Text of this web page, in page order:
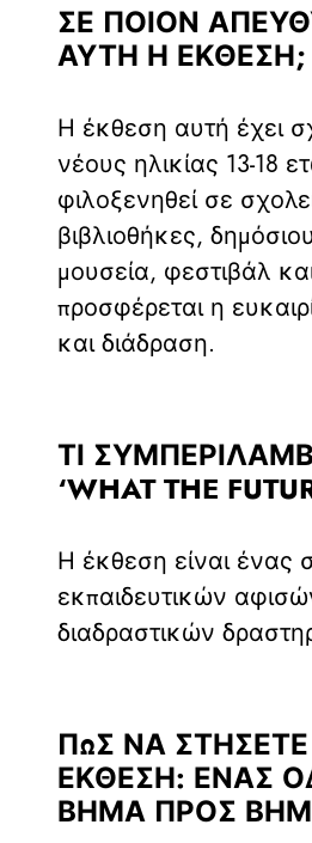
ΣΕ ΠΟΙΟΝ
ΑΥΤΉ Η ΈΚΘΕΣΗ;
Η έκθεση αυτή έχει
νέους ηλικίας 13-18
φιλοξενηθεί σε
βιβλιοθήκες,
μουσεία, φεστιβάλ
προσφέρεται η
και διάδραση.
ΤΙ
‘WHAT THE
Η έκθεση είναι ένας
εκπαιδευτικών
διαδραστικών
ΠΩΣ ΝΑ
ΈΚΘΕΣΗ: ΈΝΑΣ
ΒΉΜΑ ΠΡΟΣ